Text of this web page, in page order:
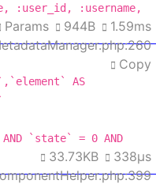
, :user_id, :username,
1.59ms
944B
Params
Copy
AS
AND `state` = 0 AND
338μs
33.73KB